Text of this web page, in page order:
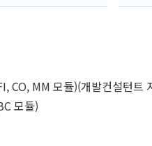
CO, MM 모듈)(개발컨설턴트
모듈)